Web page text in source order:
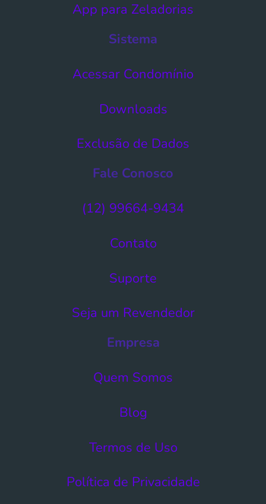
App para Zeladorias
Sistema
Acessar Condomínio​
Downloads
Exclusão de Dados​
Fale Conosco
(12) 99664-9434
Contato
Suporte
Seja um Revendedor
Empresa
Quem Somos
Blog
Termos de Uso​
Política de Privacidade